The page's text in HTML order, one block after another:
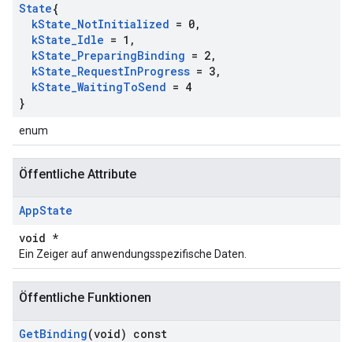
State{
kState_NotInitialized = 0,
kState_Idle = 1 ,
kState_PreparingBinding = 2,
kState_RequestInProgress = 3,
kState_WaitingToSend = 4
}
enum
Öffentliche Attribute
AppState
void *
Ein Zeiger auf anwendungsspezifische Daten.
Öffentliche Funktionen
GetBinding(void) const